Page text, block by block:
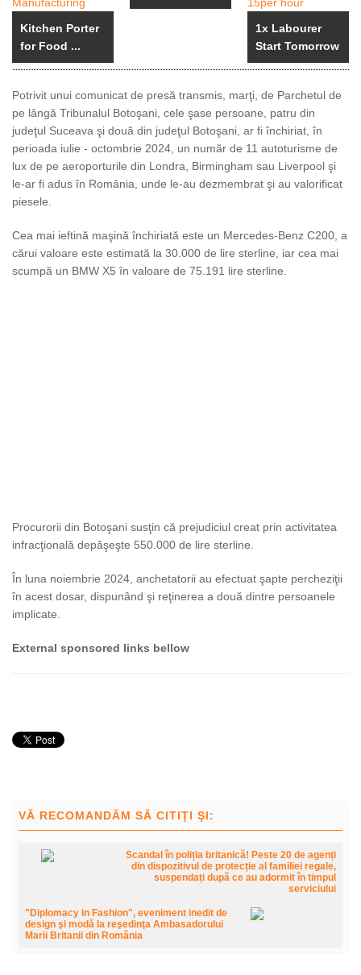
Kitchen Porter
for Food ...
1x Labourer
Start Tomorrow
...
Potrivit unui comunicat de presă transmis, marţi, de Parchetul de
pe lângă Tribunalul Botoşani, cele şase persoane, patru din
judeţul Suceava şi două din judeţul Botoşani, ar fi închiriat, în
perioada iulie - octombrie 2024, un număr de 11 autoturisme de
lux de pe aeroporturile din Londra, Birmingham sau Liverpool şi
le-ar fi adus în România, unde le-au dezmembrat şi au valorificat
piesele.
Cea mai ieftină maşină închiriată este un Mercedes-Benz C200, a
cărui valoare este estimată la 30.000 de lire sterline, iar cea mai
scumpă un BMW X5 în valoare de 75.191 lire sterline.
Procurorii din Botoşani susţin că prejudiciul creat prin activitatea
infracţională depăşeşte 550.000 de lire sterline.
În luna noiembrie 2024, anchetatorii au efectuat şapte percheziţii
în acest dosar, dispunând şi reţinerea a două dintre persoanele
implicate.
External sponsored links bellow
VĂ RECOMANDĂM SĂ CITIŢI ŞI:
Scandal în poliția britanică! Peste 20 de agenți
din dispozitivul de protecție al familiei regale,
suspendați după ce au adormit în timpul
serviciului
"Diplomacy in Fashion", eveniment inedit de
design şi modă la reşedinţa Ambasadorului
Marii Britanii din România